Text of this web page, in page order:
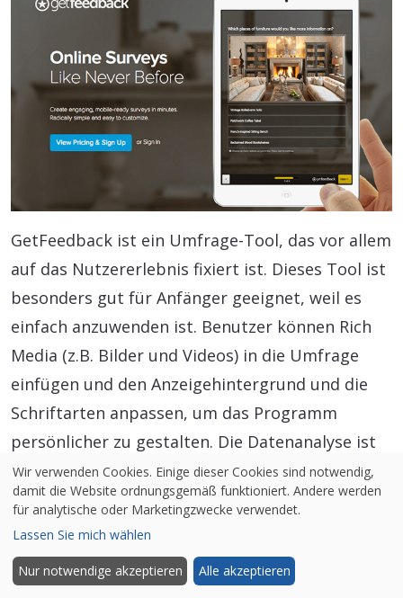
GetFeedback ist ein Umfrage-Tool, das vor allem
auf das Nutzererlebnis fixiert ist. Dieses Tool ist
besonders gut für Anfänger geeignet, weil es
einfach anzuwenden ist. Benutzer können Rich
Media (z.B. Bilder und Videos) in die Umfrage
einfügen und den Anzeigehintergrund und die
Schriftarten anpassen, um das Programm
persönlicher zu gestalten. Die Datenanalyse ist
sehr einfach, weil das Tool alle Daten für den
Benutzer in Grafiken einfügt. Der Benutzer kann
jedoch nicht entsprechend handeln, was ein
Nachteil sein kann.
Wir verwenden Cookies. Einige dieser Cookies sind notwendig,
damit die Website ordnungsgemäß funktioniert. Andere werden
für analytische oder Marketingzwecke verwendet.
Lassen Sie mich wählen
Nur notwendige akzeptieren Alle akzeptieren